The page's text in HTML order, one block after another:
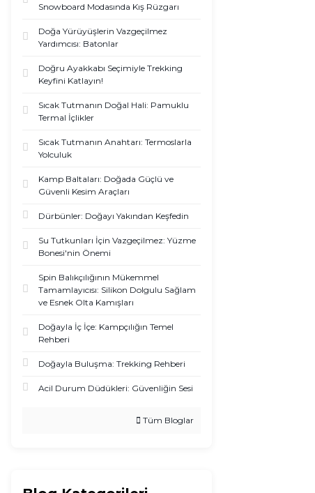
Snowboard Modasında Kış Rüzgarı
Doğa Yürüyüşlerin Vazgeçilmez
Yardımcısı: Batonlar
Doğru Ayakkabı Seçimiyle Trekking
Keyfini Katlayın!
Sıcak Tutmanın Doğal Hali: Pamuklu
Termal İçlikler
Sıcak Tutmanın Anahtarı: Termoslarla
Yolculuk
Kamp Baltaları: Doğada Güçlü ve
Güvenli Kesim Araçları
Dürbünler: Doğayı Yakından Keşfedin
Su Tutkunları İçin Vazgeçilmez: Yüzme
Bonesi'nin Önemi
Spin Balıkçılığının Mükemmel
Tamamlayıcısı: Silikon Dolgulu Sağlam
ve Esnek Olta Kamışları
Doğayla İç İçe: Kampçılığın Temel
Rehberi
Doğayla Buluşma: Trekking Rehberi
Acil Durum Düdükleri: Güvenliğin Sesi
Tüm Bloglar